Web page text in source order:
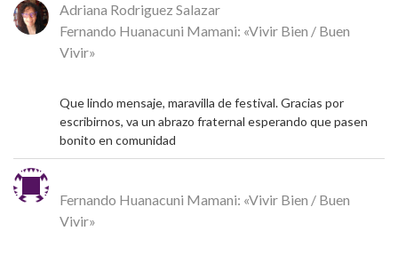
Adriana Rodriguez Salazar
Fernando Huanacuni Mamani: «Vivir Bien / Buen
Vivir»
Que lindo mensaje, maravilla de festival. Gracias por
escribirnos, va un abrazo fraternal esperando que pasen
bonito en comunidad
Fernando Huanacuni Mamani: «Vivir Bien / Buen
Vivir»